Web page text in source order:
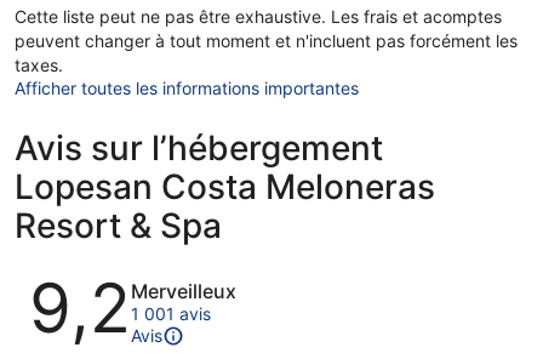
Cette liste peut ne pas être exhaustive. Les frais et acomptes
peuvent changer à tout moment et n'incluent pas forcément les
taxes.
Afficher toutes les informations importantes
Avis sur l’hébergement
Lopesan Costa Meloneras
Resort & Spa
Avis
9,2 Merveilleux
1 001 avis
Avis